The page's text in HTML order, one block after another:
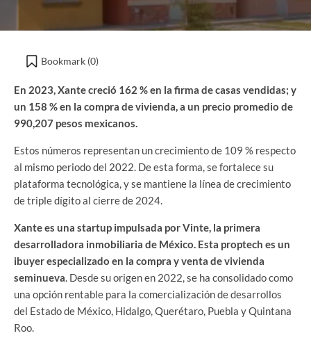
Bookmark (0)
En 2023, Xante creció 162 % en la firma de casas vendidas; y
un 158 % en la compra de vivienda, a un precio promedio de
990,207 pesos mexicanos.
Estos números representan un crecimiento de 109 % respecto
al mismo periodo del 2022. De esta forma, se fortalece su
plataforma tecnológica, y se mantiene la línea de crecimiento
de triple dígito al cierre de 2024.
Xante es una startup impulsada por Vinte, la primera
desarrolladora inmobiliaria de México. Esta proptech es un
ibuyer especializado en la compra y venta de vivienda
seminueva. Desde su origen en 2022, se ha consolidado como
una opción rentable para la comercialización de desarrollos
del Estado de México, Hidalgo, Querétaro, Puebla y Quintana
Roo.